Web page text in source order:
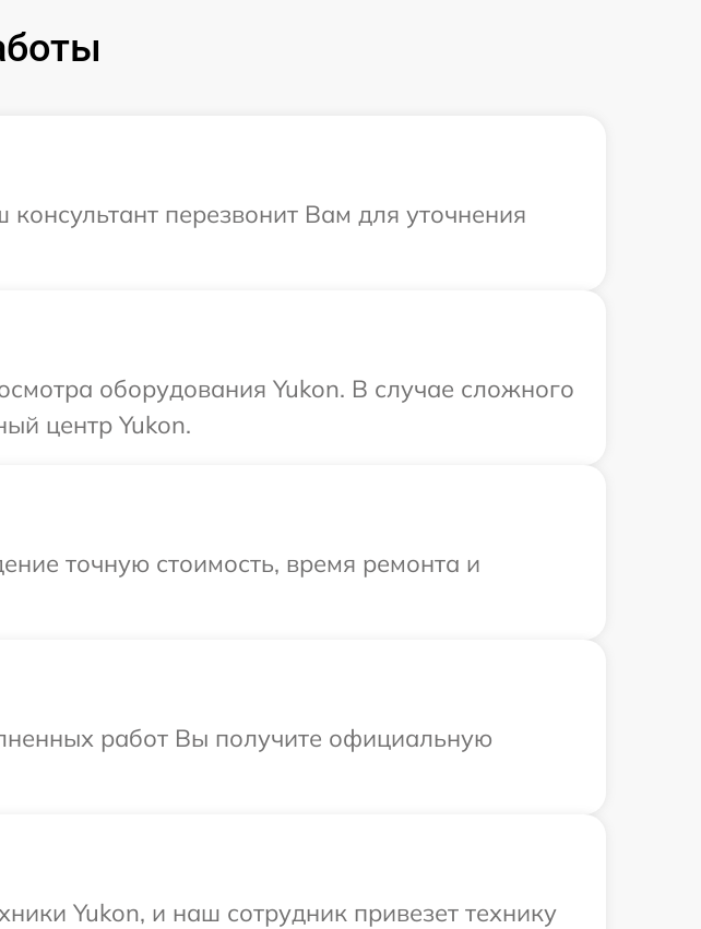
перезвонит Вам для уточнения
оборудования Yukon. В случае сложного
центр Yukon.
точную стоимость, время ремонта и
работ Вы получите официальную
Yukon, и наш сотрудник привезет технику